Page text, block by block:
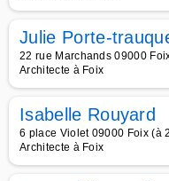
Julie Porte-
22 rue Marchands 09000
Architecte à Foix
Isabelle Rouyard
6 place Violet 09000 Foix (à
Architecte à Foix